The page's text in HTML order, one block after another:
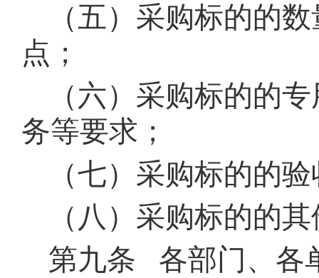
（五）采购标的的
点；
（六）采购标的的
务等要求；
（七）采购标的的
（八）采购标的的
第九条 各部门、各